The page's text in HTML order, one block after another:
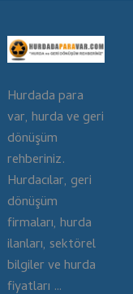
Hurdada para
var, hurda ve geri
dönüşüm
rehberiniz.
Hurdacılar, geri
dönüşüm
firmaları, hurda
ilanları, sektörel
bilgiler ve hurda
fiyatları …